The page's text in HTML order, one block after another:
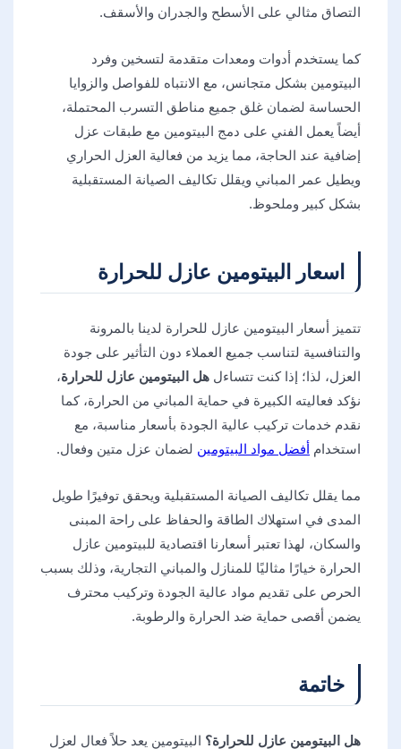
التصاق مثالي على الأسطح والجدران والأسقف.
كما يستخدم أدوات ومعدات متقدمة لتسخين وفرد
البيتومين بشكل متجانس، مع الانتباه للفواصل والزوايا
الحساسة لضمان غلق جميع مناطق التسرب المحتملة،
أيضاً يعمل الفني على دمج البيتومين مع طبقات عزل
إضافية عند الحاجة، مما يزيد من فعالية العزل الحراري
ويطيل عمر المباني ويقلل تكاليف الصيانة المستقبلية
بشكل كبير وملحوظ.
اسعار البيتومين عازل للحرارة
تتميز أسعار البيتومين عازل للحرارة لدينا بالمرونة
والتنافسية لتناسب جميع العملاء دون التأثير على جودة
العزل، لذا؛ إذا كنت تتساءل هل البيتومين عازل للحرارة،
نؤكد فعاليته الكبيرة في حماية المباني من الحرارة، كما
نقدم خدمات تركيب عالية الجودة بأسعار مناسبة، مع
استخدام أفضل مواد البيتومين لضمان عزل متين وفعال.
مما يقلل تكاليف الصيانة المستقبلية ويحقق توفيرًا طويل
المدى في استهلاك الطاقة والحفاظ على راحة المبنى
والسكان، لهذا تعتبر أسعارنا اقتصادية للبيتومين عازل
الحرارة خيارًا مثاليًا للمنازل والمباني التجارية، وذلك بسبب
الحرص على تقديم مواد عالية الجودة وتركيب محترف
يضمن أقصى حماية ضد الحرارة والرطوبة.
خاتمة
هل البيتومين عازل للحرارة؟ البيتومين يعد حلاً فعال لعزل